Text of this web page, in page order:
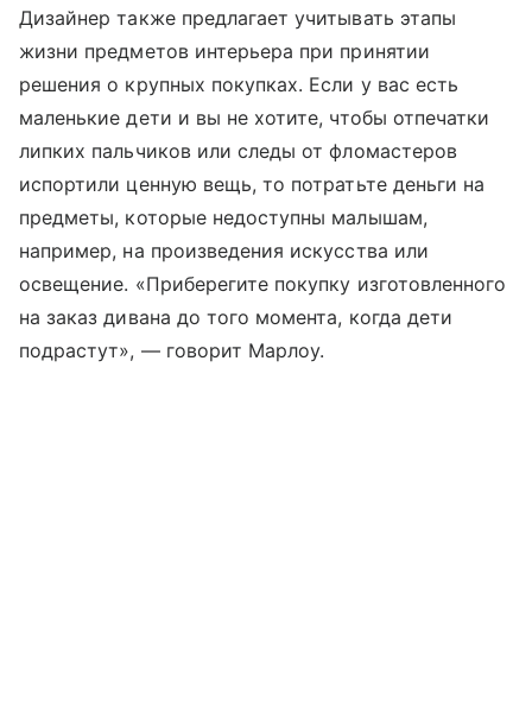
Дизайнер также предлагает учитывать этапы
жизни предметов интерьера при принятии
решения о крупных покупках. Если у вас есть
маленькие дети и вы не хотите, чтобы отпечатки
липких пальчиков или следы от фломастеров
испортили ценную вещь, то потратьте деньги на
предметы, которые недоступны малышам,
например, на произведения искусства или
освещение. «Приберегите покупку изготовленного
на заказ дивана до того момента, когда дети
подрастут», — говорит Марлоу.